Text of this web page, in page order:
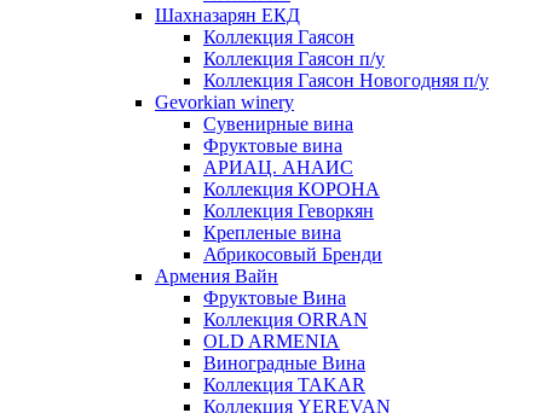
Шахназарян ЕКД
Коллекция Гаясон
Коллекция Гаясон п/у
Коллекция Гаясон Новогодняя п/у
Gevorkian winery
Сувенирные вина
Фруктовые вина
АРИАЦ. АНАИС
Коллекция КОРОНА
Коллекция Геворкян
Крепленые вина
Абрикосовый Бренди
Армения Вайн
Фруктовые Вина
Коллекция ORRAN
OLD ARMENIA
Виноградные Вина
Коллекция TAKAR
Коллекция YEREVAN